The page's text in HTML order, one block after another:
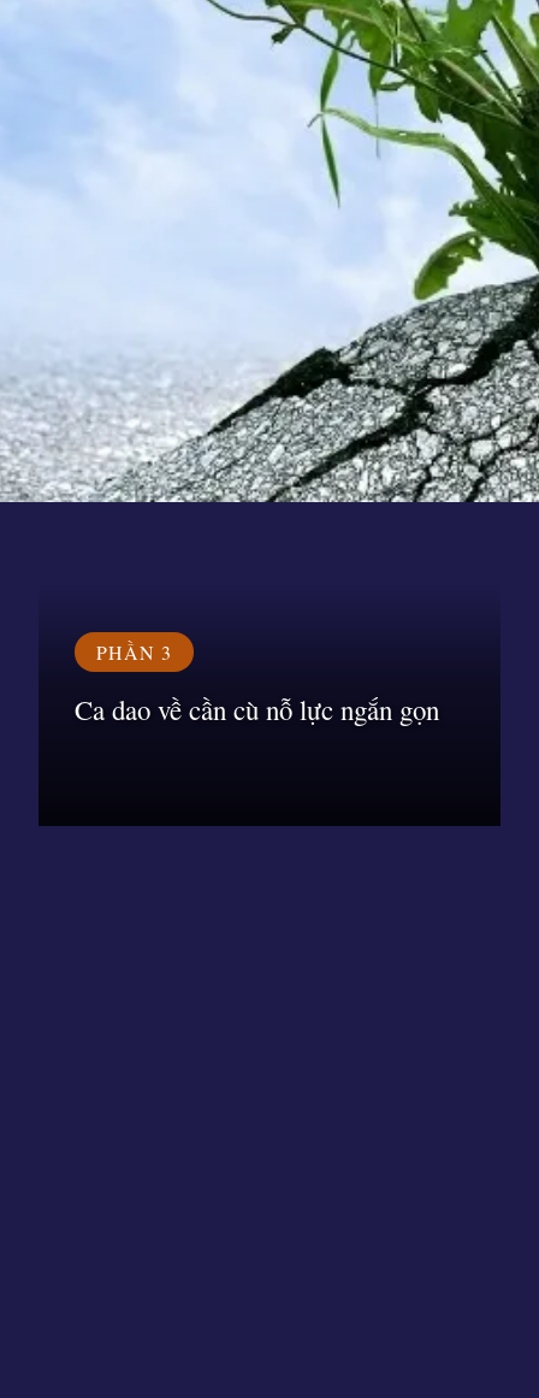
PHẦN 3
Ca dao về cần cù nỗ lực ngắn gọn